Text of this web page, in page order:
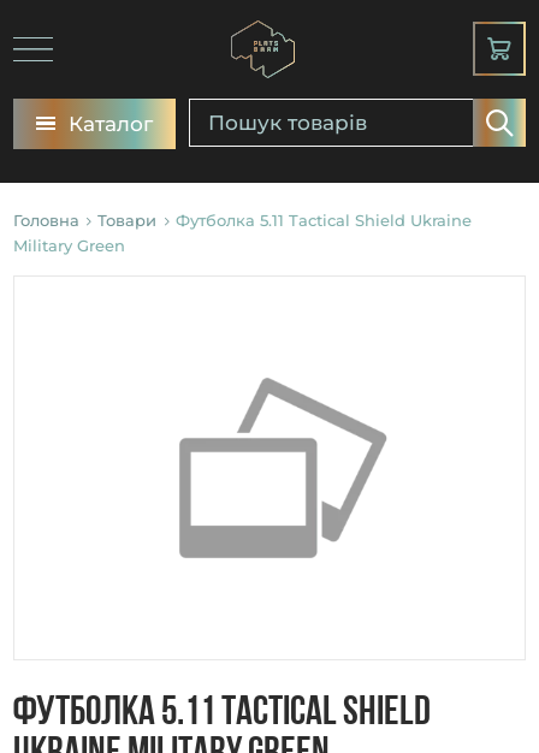
Каталог
Головна Товари
Футболка 5.11 Tactical Shield Ukraine
Military Green
Футболка 5.11 Tactical Shield